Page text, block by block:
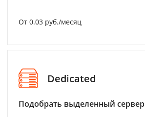
От 0.03 руб./месяц
Dedicated
Подобрать выделенный сервер